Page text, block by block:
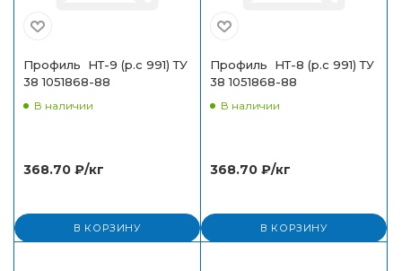
Профиль НТ-9 (р.с 991) ТУ
38 1051868-88
В наличии
368.70 ₽/кг
В КОРЗИНУ
Профиль НТ-8 (р.с 991) ТУ
38 1051868-88
В наличии
368.70 ₽/кг
В КОРЗИНУ